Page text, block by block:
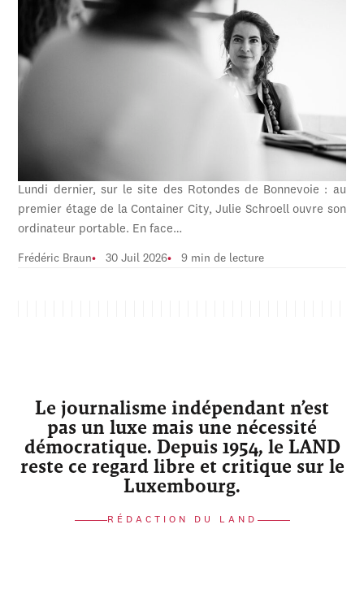
Lundi dernier, sur le site des Rotondes de Bonnevoie : au
premier étage de la Container City, Julie Schroell ouvre son
ordinateur portable. En face…
Frédéric Braun 30 Juil 2026 9 min de lecture
Le journalisme indépendant n’est
pas un luxe mais une nécessité
démocratique. Depuis 1954, le LAND
reste ce regard libre et critique sur le
Luxembourg.
RÉDACTION DU LAND